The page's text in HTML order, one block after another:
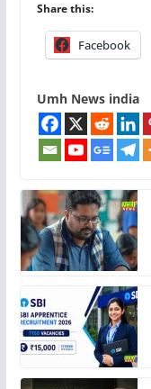
Share this:
Facebook
Umh News india